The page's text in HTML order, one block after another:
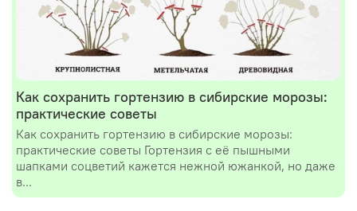
Как сохранить гортензию в сибирские морозы:
практические советы
Как сохранить гортензию в сибирские морозы:
практические советы Гортензия с её пышными
шапками соцветий кажется нежной южанкой, но даже
в...